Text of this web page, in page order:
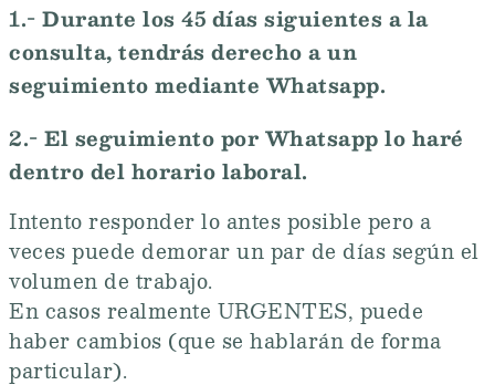
1.- Durante los 45 días siguientes a la
consulta, tendrás derecho a un
seguimiento mediante Whatsapp.
2.- El seguimiento por Whatsapp lo haré
dentro del horario laboral.
Intento responder lo antes posible pero a
veces puede demorar un par de días según el
volumen de trabajo.
En casos realmente URGENTES, puede
haber cambios (que se hablarán de forma
particular).